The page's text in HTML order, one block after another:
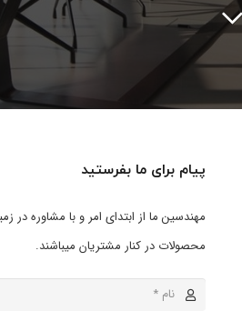
پیام برای ما بفرستید
مهندسین ما از ابتدای امر و با مشاوره
محصولات در کنار مشتریان میباشند.